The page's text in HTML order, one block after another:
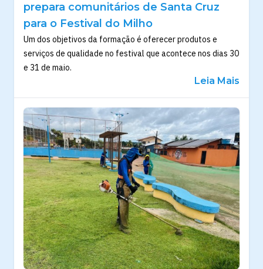
prepara comunitários de Santa Cruz
para o Festival do Milho
Um dos objetivos da formação é oferecer produtos e
serviços de qualidade no festival que acontece nos dias 30
e 31 de maio.
Leia Mais